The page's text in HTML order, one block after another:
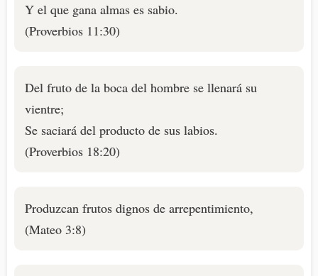
Y el que gana almas es sabio.
(Proverbios 11:30)
Del fruto de la boca del hombre se llenará su
vientre;
Se saciará del producto de sus labios.
(Proverbios 18:20)
Produzcan frutos dignos de arrepentimiento,
(Mateo 3:8)